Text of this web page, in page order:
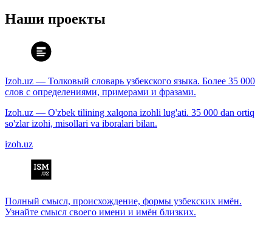
Наши проекты
Izoh.uz — Толковый словарь узбекского языка. Более 35 000
слов с определениями, примерами и фразами.
Izoh.uz — O'zbek tilining xalqona izohli lug'ati. 35 000 dan ortiq
so'zlar izohi, misollari va iboralari bilan.
izoh.uz
Полный смысл, происхождение, формы узбекских имён.
Узнайте смысл своего имени и имён близких.